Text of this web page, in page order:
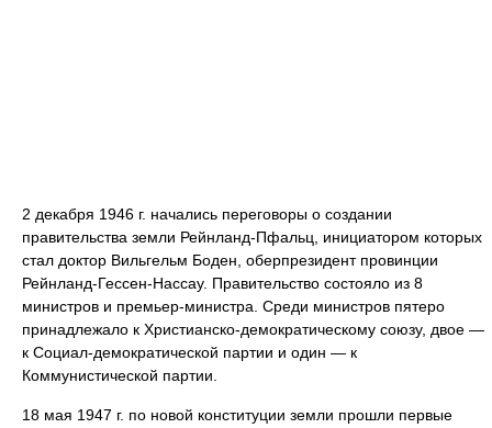
2 декабря 1946 г. начались переговоры о создании
правительства земли Рейнланд-Пфальц, инициатором которых
стал доктор Вильгельм Боден, оберпрезидент провинции
Рейнланд-Гессен-Нассау. Правительство состояло из 8
министров и премьер-министра. Среди министров пятеро
принадлежало к Христианско-демократическому союзу, двое —
к Социал-демократической партии и один — к
Коммунистической партии.
18 мая 1947 г. по новой конституции земли прошли первые